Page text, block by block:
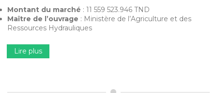
Montant du marché : 11 559 523.946 TND
Maître de l’ouvrage : Ministère de l’Agriculture et des
Ressources Hydrauliques
Lire plus